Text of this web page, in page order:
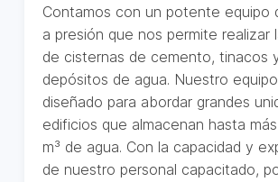
Contamos con un potente equipo
a presión que nos permite realizar
de cisternas de cemento, tinacos
depósitos de agua. Nuestro
diseñado para abordar grandes
edificios que almacenan hasta
m³ de agua. Con la capacidad y
de nuestro personal capacitado,